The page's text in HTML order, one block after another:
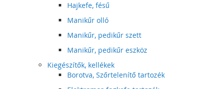
Hajkefe, fésű
Manikűr olló
Manikűr, pedikűr szett
Manikűr, pedikűr eszköz
Kiegészítők, kellékek
Borotva, Szőrtelenítő tartozék